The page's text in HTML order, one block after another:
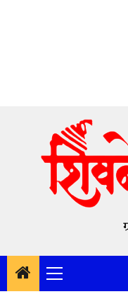
content
Primary
Menu